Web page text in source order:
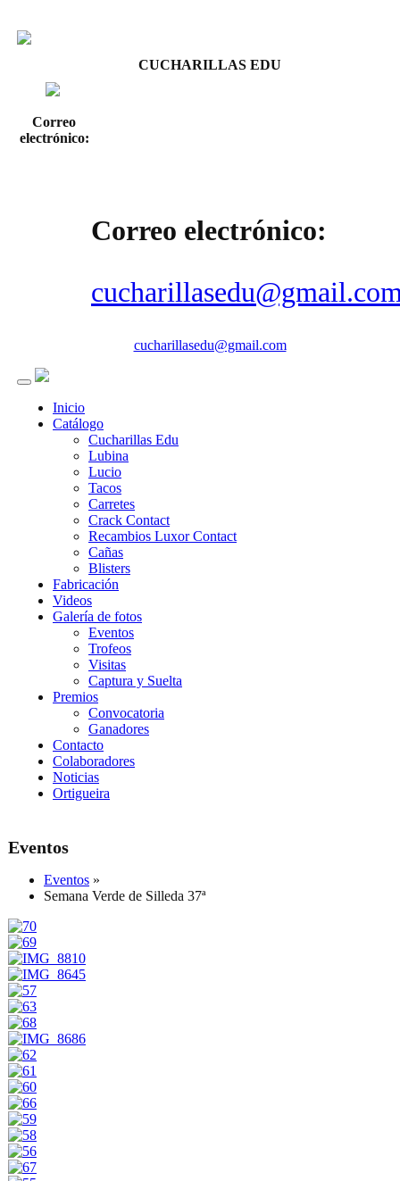
CUCHARILLAS EDU
Correo electrónico:
Correo
electrónico:
cucharillasedu@gmail.com
Inicio
Catálogo
Cucharillas Edu
Lubina
Lucio
Tacos
Carretes
Crack Contact
Recambios Luxor Contact
Cañas
Blisters
Fabricación
Videos
Galería de fotos
Eventos
Trofeos
Visitas
Captura y Suelta
Premios
Convocatoria
Ganadores
Contacto
Colaboradores
Noticias
Ortigueira
Eventos
Eventos »
Semana Verde de Silleda 37ª